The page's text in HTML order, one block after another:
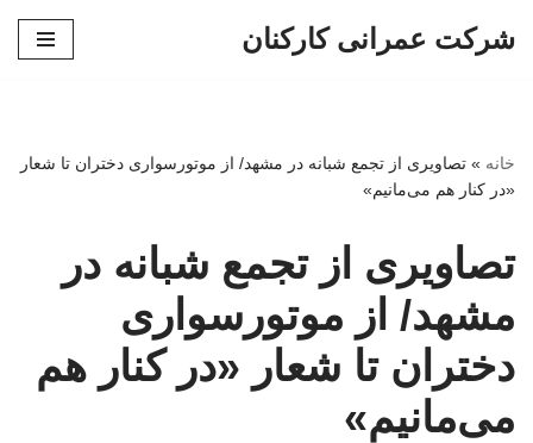
شرکت عمرانی کارکنان
خانه » تصاویری از تجمع شبانه در مشهد/ از موتورسواری دختران تا شعار
«در کنار هم می‌مانیم»
تصاویری از تجمع شبانه در
مشهد/ از موتورسواری
دختران تا شعار «در کنار هم
می‌مانیم»